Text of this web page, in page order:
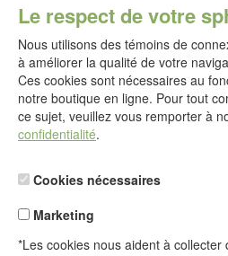
Le respect de votre
Nous utilisons des témoins de
à améliorer la qualité de votre
Ces cookies sont nécessaires au
notre boutique en ligne. Pour tout
ce sujet, veuillez vous remporter à
confidentialité.
Cookies nécessaires
Marketing
*Les cookies nous aident à
service@idealsko.fr
@
Formulaire de contact
Aller au formulaire de contact